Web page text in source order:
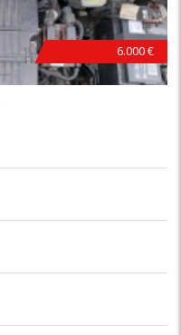
6.000 €